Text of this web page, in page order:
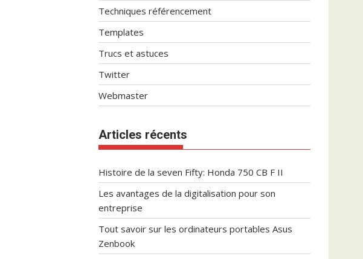
Techniques référencement
Templates
Trucs et astuces
Twitter
Webmaster
Articles récents
Histoire de la seven Fifty: Honda 750 CB F II
Les avantages de la digitalisation pour son
entreprise
Tout savoir sur les ordinateurs portables Asus
Zenbook